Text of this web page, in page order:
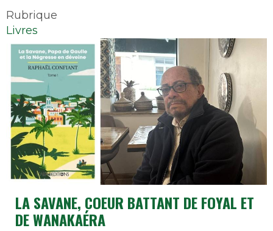
Rubrique
Livres
LA SAVANE, COEUR BATTANT DE FOYAL ET
DE WANAKAÉRA